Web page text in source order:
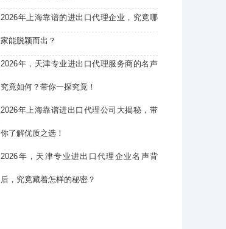
2026年上海靠谱的进出口代理企业，究竟哪
家能脱颖而出？
2026年，天津专业进出口代理服务商的名声
究竟如何？带你一探究竟！
2026年上海靠谱进出口代理公司大揭秘，带
你了解优质之选！
2026年，天津专业进出口代理企业名声背
后，究竟藏着怎样的秘密？